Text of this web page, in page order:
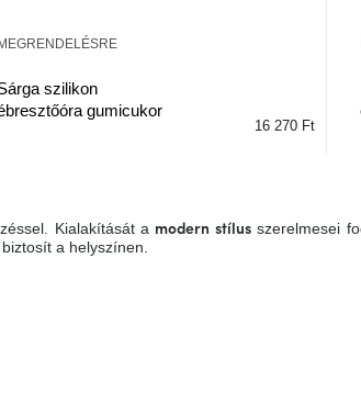
szilikon
gumicukor
16 270 Ft
Kialakítását a modern stílusszerelmesei
a helyszínen.